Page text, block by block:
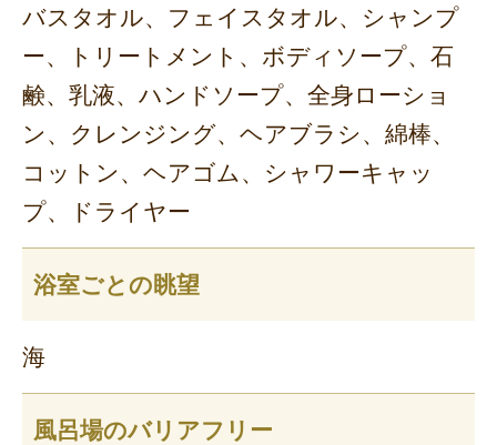
バスタオル、フェイスタオル、シャンプ
ー、トリートメント、ボディソープ、石
鹸、乳液、ハンドソープ、全身ローショ
ン、クレンジング、ヘアブラシ、綿棒、
コットン、ヘアゴム、シャワーキャッ
プ、ドライヤー
浴室ごとの眺望
海
風呂場のバリアフリー